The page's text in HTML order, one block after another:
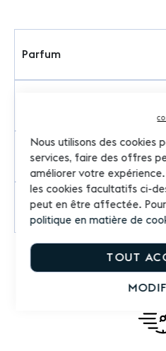
Nous utilisons des cookies
services, faire des offres
améliorer votre
les cookies facultatifs ci-
peut en être affectée. Pour
politique en matière de
TOUT
Parfum
Commentaires
Questions sur le produit